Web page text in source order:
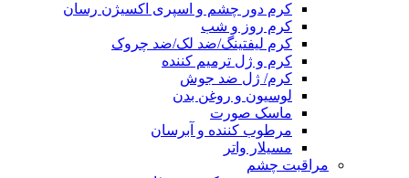
کرم دور چشم و اسپری اکسیژن رسان
کرم روز و شب
کرم لیفتینگ/ضد لک/ضد چروک
کرم و ژل ترمیم کننده
کرم/ ژل ضد جوش
لوسیون و روغن بدن
ماسک صورت
مرطوب کننده و آبرسان
مسیلار واتر
مراقبت چشم